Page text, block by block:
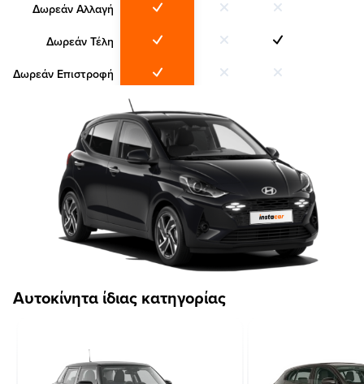
Δωρεάν Αλλαγή
Δωρεάν Τέλη
Δωρεάν Επιστροφή
Αυτοκίνητα ίδιας κατηγορίας